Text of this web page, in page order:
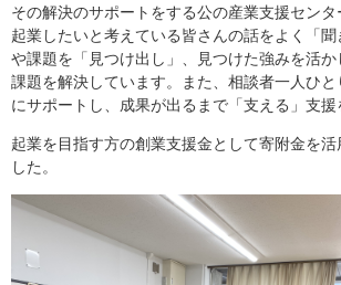
その解決のサポートをする公の産業支援セン
起業したいと考えている皆さんの話をよく「
や課題を「見つけ出し」、見つけた強みを活
課題を解決しています。また、相談者一人ひ
にサポートし、成果が出るまで「支える」支援
起業を目指す方の創業支援金として寄附金を活
した。